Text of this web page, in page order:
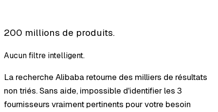
200 millions de produits.
Aucun filtre intelligent.
La recherche Alibaba retourne des milliers de résultats
non triés. Sans aide, impossible d'identifier les 3
fournisseurs vraiment pertinents pour votre besoin